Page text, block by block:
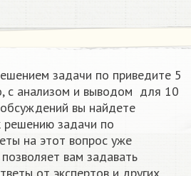
задачи по приведите 5
с анализом и выводом ​ для 10
вы найдете
задачи по
на этот вопрос уже
вам задавать